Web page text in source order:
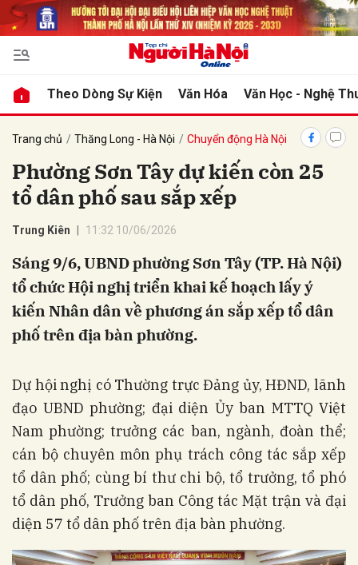
Theo Dòng Sự Kiện Văn Hóa Văn Học - Nghệ
Trang chủ Thăng Long - Hà Nội Chuyển động Hà Nội
Phường Sơn Tây dự kiến còn 25
tổ dân phố sau sắp xếp
Trung Kiên 11:32 10/06/2026
Sáng 9/6, UBND phường Sơn Tây (TP. Hà Nội)
tổ chức Hội nghị triển khai kế hoạch lấy ý
kiến Nhân dân về phương án sắp xếp tổ dân
phố trên địa bàn phường.
Dự hội nghị có Thường trực Đảng ủy, HĐND, lãnh
đạo UBND phường; đại diện Ủy ban MTTQ Việt
Nam phường; trưởng các ban, ngành, đoàn thể;
cán bộ chuyên môn phụ trách công tác sắp xếp
tổ dân phố; cùng bí thư chi bộ, tổ trưởng, tổ phó
tổ dân phố, Trưởng ban Công tác Mặt trận và đại
diện 57 tổ dân phố trên địa bàn phường.
luận
Hủy